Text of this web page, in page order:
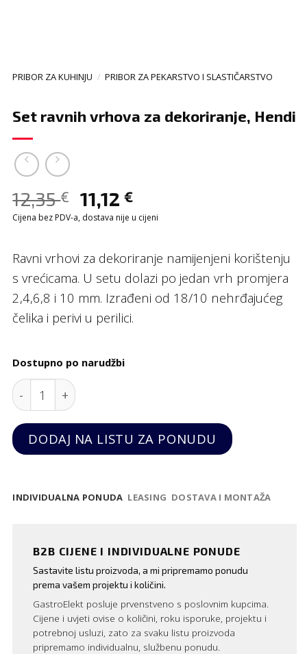
PRIBOR ZA KUHINJU / PRIBOR ZA PEKARSTVO I SLASTIČARSTVO
Set ravnih vrhova za dekoriranje, Hendi
12,35€ 11,12 €
Cijena bez PDV-a, dostava nije u cijeni
Ravni vrhovi za dekoriranje namijenjeni korištenju
s vrećicama. U setu dolazi po jedan vrh promjera
2,4,6,8 i 10 mm. Izrađeni od 18/10 nehrđajućeg
čelika i perivi u perilici.
Dostupno po narudžbi
Set ravnih vrhova za dekoriranje, Hendi quantity
DODAJ NA LISTU ZA PONUDU
INDIVIDUALNA PONUDA LEASING DOSTAVA I MONTAŽA
B2B CIJENE I INDIVIDUALNE PONUDE
Sastavite listu proizvoda, a mi pripremamo ponudu
prema vašem projektu i količini.
GastroElekt posluje prvenstveno s poslovnim kupcima.
Cijene i uvjeti ovise o količini, roku isporuke, projektu i
potrebnoj usluzi, zato za svaku listu proizvoda
pripremamo individualnu, službenu ponudu.